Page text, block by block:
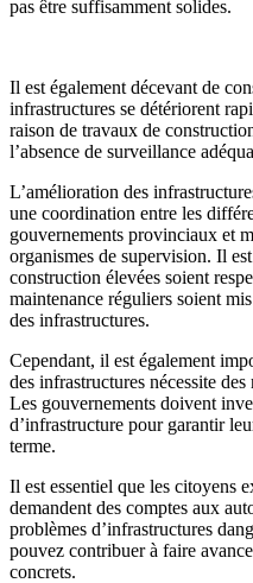
pas être suffisamment solides.
Il est également décevant de
infrastructures se détériorent
raison de travaux de
l’absence de surveillance
L’amélioration des
une coordination entre les
gouvernements provinciaux et
organismes de supervision. Il
construction élevées soient
maintenance réguliers soient
des infrastructures.
Cependant, il est également
des infrastructures nécessite
Les gouvernements doivent
d’infrastructure pour garantir
terme.
Il est essentiel que les citoyens
demandent des comptes aux
problèmes d’infrastructures
pouvez contribuer à faire
concrets.